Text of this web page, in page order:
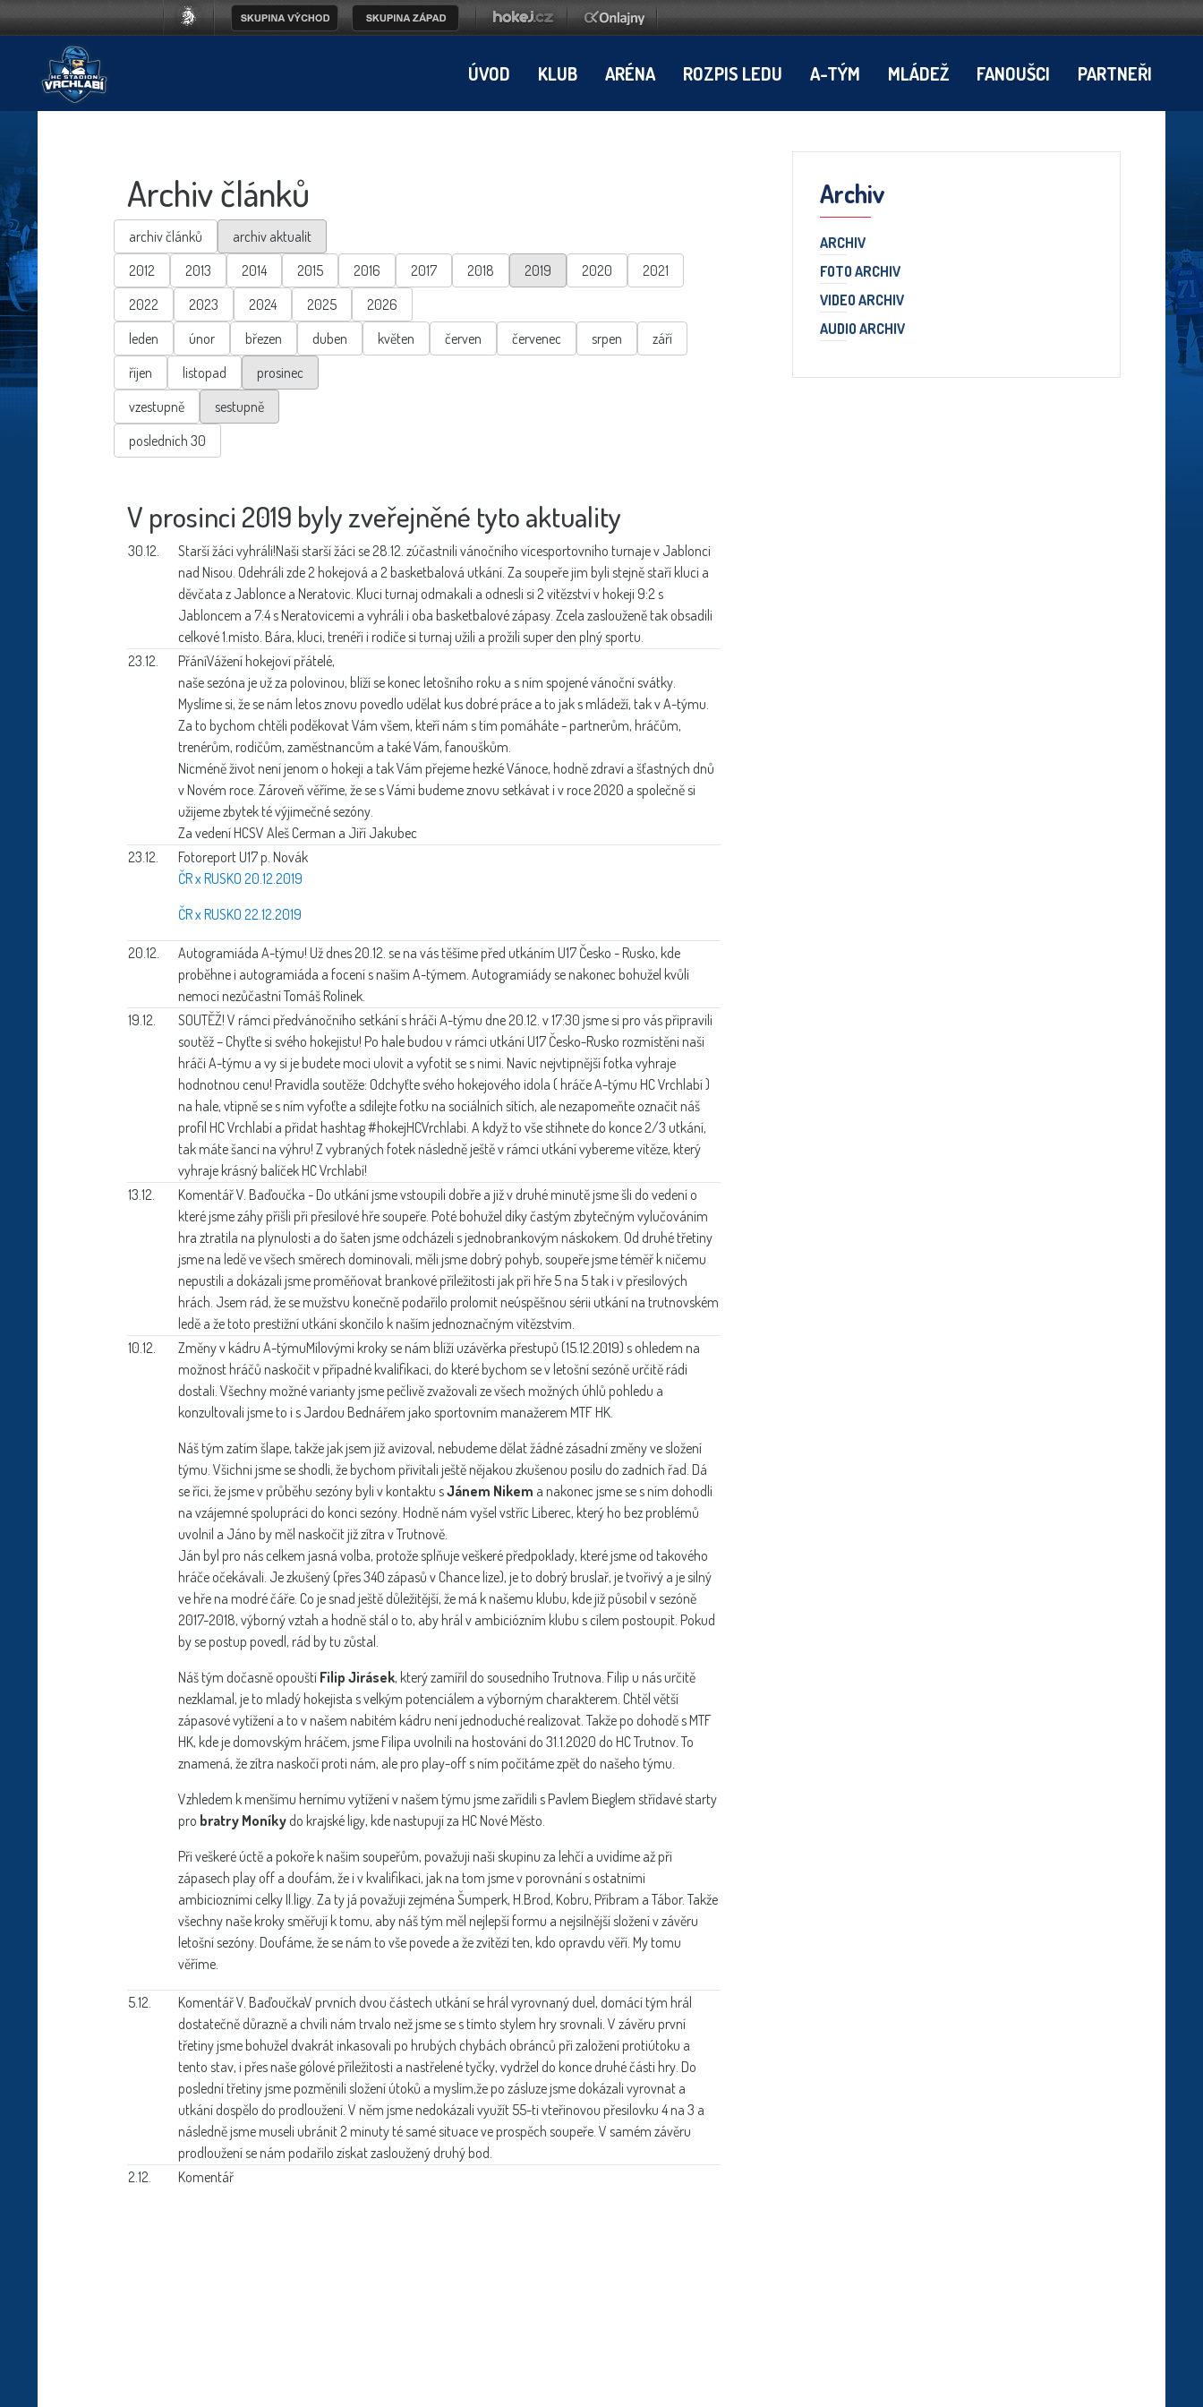
ÚVOD KLUB ARÉNA ROZPIS LEDU A-TÝM MLÁDEŽ FANOUŠCI PARTNEŘI
Archiv článků
archiv článků
archiv aktualit
2012
2013 2014 2015 2016 2017 2018 2019 2020
2021
2022
2023 2024 2025
2026
leden
únor březen duben květen červen červenec srpen
září
říjen
listopad
prosinec
vzestupně
sestupně
posledních 30
V prosinci 2019 byly zveřejněné tyto aktuality
30.12. Starší žáci vyhráli!Naši starší žáci se 28.12. zúčastnili vánočního vícesportovního turnaje v Jablonci
nad Nisou. Odehráli zde 2 hokejová a 2 basketbalová utkání. Za soupeře jim byli stejně staří kluci a
děvčata z Jablonce a Neratovic. Kluci turnaj odmakali a odnesli si 2 vitězství v hokeji 9:2 s
Jabloncem a 7:4 s Neratovicemi a vyhráli i oba basketbalové zápasy. Zcela zaslouženě tak obsadili
celkové 1.místo. Bára, kluci, trenéři i rodiče si turnaj užili a prožili super den plný sportu.
23.12.
PřáníVážení hokejoví přátelé,
naše sezóna je už za polovinou, blíží se konec letošního roku a s ním spojené vánoční svátky.
Myslíme si, že se nám letos znovu povedlo udělat kus dobré práce a to jak s mládeží, tak v A-týmu.
Za to bychom chtěli poděkovat Vám všem, kteří nám s tím pomáháte - partnerům, hráčům,
trenérům, rodičům, zaměstnancům a také Vám, fanouškům.
Nicméně život není jenom o hokeji a tak Vám přejeme hezké Vánoce, hodně zdraví a šťastných dnů
v Novém roce. Zároveň věříme, že se s Vámi budeme znovu setkávat i v roce 2020 a společně si
užijeme zbytek té výjimečné sezóny.
Za vedení HCSV Aleš Cerman a Jiří Jakubec
23.12.
Fotoreport U17 p. Novák
ČR x RUSKO 20.12.2019
ČR x RUSKO 22.12.2019
20.12. Autogramiáda A-týmu! Už dnes 20.12. se na vás těšíme před utkáním U17 Česko - Rusko, kde
proběhne i autogramiáda a focení s našim A-týmem. Autogramiády se nakonec bohužel kvůli
nemoci nezůčastní Tomáš Rolinek.
19.12.
SOUTĚŽ! V rámci předvánočního setkání s hráči A-týmu dne 20.12. v 17:30 jsme si pro vás připravili
soutěž – Chyťte si svého hokejistu! Po hale budou v rámci utkání U17 Česko-Rusko rozmístěni naši
hráči A-týmu a vy si je budete moci ulovit a vyfotit se s nimi. Navíc nejvtipnější fotka vyhraje
hodnotnou cenu! Pravidla soutěže: Odchyťte svého hokejového idola ( hráče A-týmu HC Vrchlabí )
na hale, vtipně se s ním vyfoťte a sdílejte fotku na sociálních sítích, ale nezapomeňte označit náš
profil HC Vrchlabí a přidat hashtag #hokejHCVrchlabi. A když to vše stihnete do konce 2/3 utkání,
tak máte šanci na výhru! Z vybraných fotek následně ještě v rámci utkání vybereme vítěze, který
vyhraje krásný balíček HC Vrchlabí!
13.12.
Komentář V. Baďoučka - Do utkání jsme vstoupili dobře a již v druhé minutě jsme šli do vedení o
které jsme záhy přišli při přesilové hře soupeře. Poté bohužel díky častým zbytečným vylučováním
hra ztratila na plynulosti a do šaten jsme odcházeli s jednobrankovým náskokem. Od druhé třetiny
jsme na ledě ve všech směrech dominovali, měli jsme dobrý pohyb, soupeře jsme téměř k ničemu
nepustili a dokázali jsme proměňovat brankové příležitosti jak při hře 5 na 5 tak i v přesilových
hrách. Jsem rád, že se mužstvu konečně podařilo prolomit neúspěšnou sérii utkání na trutnovském
ledě a že toto prestižní utkání skončilo k naším jednoznačným vítězstvím.
10.12.
Změny v kádru A-týmuMílovými kroky se nám blíží uzávěrka přestupů (15.12.2019) s ohledem na
možnost hráčů naskočit v případné kvalifikaci, do které bychom se v letošní sezóně určitě rádi
dostali. Všechny možné varianty jsme pečlivě zvažovali ze všech možných úhlů pohledu a
konzultovali jsme to i s Jardou Bednářem jako sportovním manažerem MTF HK.
Náš tým zatím šlape, takže jak jsem již avizoval, nebudeme dělat žádné zásadní změny ve složení
týmu. Všichni jsme se shodli, že bychom přivítali ještě nějakou zkušenou posilu do zadních řad. Dá
se říci, že jsme v průběhu sezóny byli v kontaktu sJánem Nikem a nakonec jsme se s ním dohodli
na vzájemné spolupráci do konci sezóny. Hodně nám vyšel vstříc Liberec, který ho bez problémů
uvolnil a Jáno by měl naskočit již zítra v Trutnově.
Ján byl pro nás celkem jasná volba, protože splňuje veškeré předpoklady, které jsme od takového
hráče očekávali. Je zkušený (přes 340 zápasů v Chance lize), je to dobrý bruslař, je tvořivý a je silný
ve hře na modré čáře. Co je snad ještě důležitější, že má k našemu klubu, kde již působil v sezóně
2017-2018, výborný vztah a hodně stál o to, aby hrál v ambiciózním klubu s cílem postoupit. Pokud
by se postup povedl, rád by tu zůstal.
Náš tým dočasně opouští Filip Jirásek, který zamířil do sousedního Trutnova. Filip u nás určitě
nezklamal, je to mladý hokejista s velkým potenciálem a výborným charakterem. Chtěl větší
zápasové vytížení a to v našem nabitém kádru není jednoduché realizovat. Takže po dohodě s MTF
HK, kde je domovským hráčem, jsme Filipa uvolnili na hostování do 31.1.2020 do HC Trutnov. To
znamená, že zítra naskočí proti nám, ale pro play-off s ním počítáme zpět do našeho týmu.
Vzhledem k menšímu hernímu vytížení v našem týmu jsme zařídili s Pavlem Bieglem střídavé starty
pro bratry Moníky do krajské ligy, kde nastupují za HC Nové Město.
Při veškeré úctě a pokoře k našim soupeřům, považuji naši skupinu za lehčí a uvidíme až při
zápasech play off a doufám, že i v kvalifikaci, jak na tom jsme v porovnání s ostatními
ambiciozními celky II.ligy. Za ty já považuji zejména Šumperk, H.Brod, Kobru, Příbram a Tábor. Takže
všechny naše kroky směřují k tomu, aby náš tým měl nejlepší formu a nejsilnější složení v závěru
letošní sezóny. Doufáme, že se nám to vše povede a že zvítězí ten, kdo opravdu věří. My tomu
věříme.
5.12. Komentář V. BaďoučkaV prvních dvou částech utkání se hrál vyrovnaný duel, domácí tým hrál
dostatečně důrazně a chvíli nám trvalo než jsme se s tímto stylem hry srovnali. V závěru první
třetiny jsme bohužel dvakrát inkasovali po hrubých chybách obránců při založení protiútoku a
tento stav, i přes naše gólové příležitosti a nastřelené tyčky, vydržel do konce druhé části hry. Do
poslední třetiny jsme pozměnili složení útoků a myslím,že po zásluze jsme dokázali vyrovnat a
utkání dospělo do prodloužení. V něm jsme nedokázali využít 55-ti vteřinovou přesilovku 4 na 3 a
následně jsme museli ubránit 2 minuty té samé situace ve prospěch soupeře. V samém závěru
prodloužení se nám podařilo získat zasloužený druhý bod.
2.12.
Komentář
Archiv
ARCHIV
FOTO ARCHIV
VIDEO ARCHIV
AUDIO ARCHIV